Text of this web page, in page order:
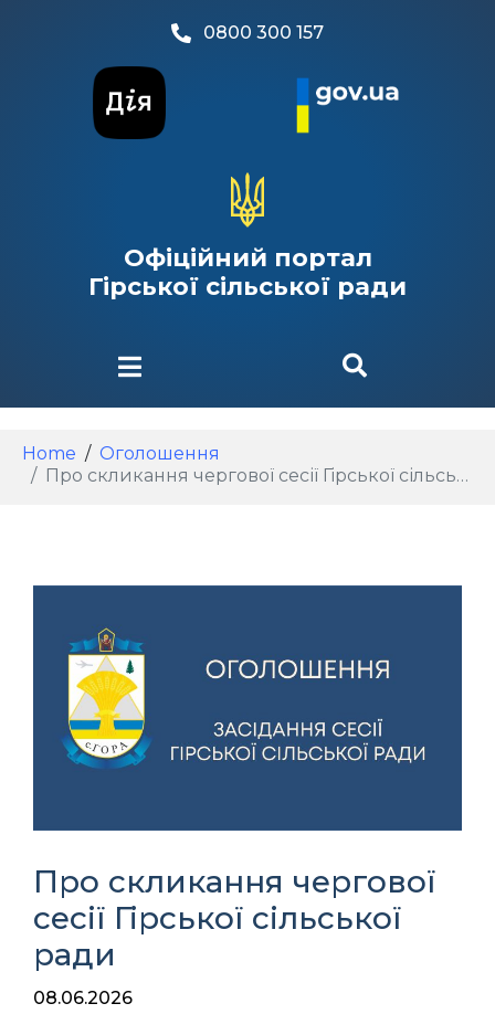
0800 300 157
Офіційний портал
Гірської сільської ради
Home
Оголошення
Про скликання чергової сесії Гірської сільської ради
Про скликання чергової
сесії Гірської сільської
ради
08.06.2026